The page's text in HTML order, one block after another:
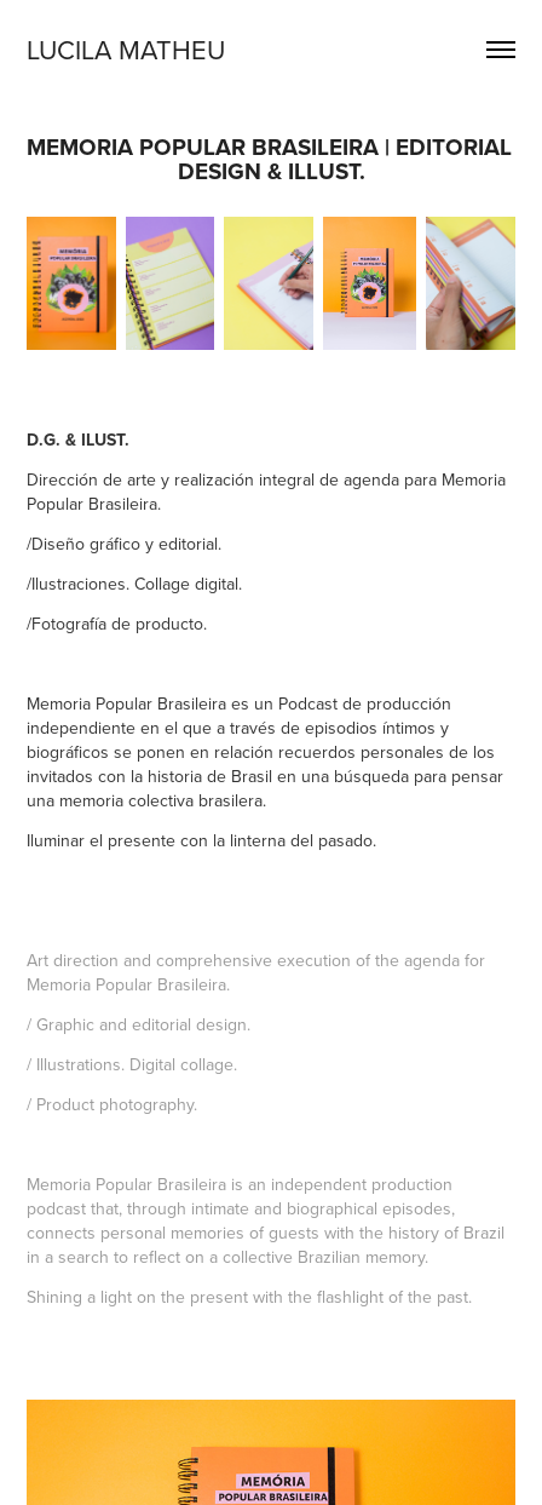
LUCILA MATHEU
MEMORIA POPULAR BRASILEIRA | EDITORIAL
DESIGN & ILLUST.
D.G. & ILUST.
Dirección de arte y realización integral de agenda para Memoria
Popular Brasileira.
/Diseño gráfico y editorial.
/Ilustraciones. Collage digital.
/Fotografía de producto.
Memoria Popular Brasileira es un Podcast de producción
independiente en el que a través de episodios íntimos y
biográficos se ponen en relación recuerdos personales de los
invitados con la historia de Brasil en una búsqueda para pensar
una memoria colectiva brasilera.
Iluminar el presente con la linterna del pasado.
Art direction and comprehensive execution of the agenda for
Memoria Popular Brasileira.
/ Graphic and editorial design.
/ Illustrations. Digital collage.
/ Product photography.
Memoria Popular Brasileira is an independent production
podcast that, through intimate and biographical episodes,
connects personal memories of guests with the history of Brazil
in a search to reflect on a collective Brazilian memory.
Shining a light on the present with the flashlight of the past.